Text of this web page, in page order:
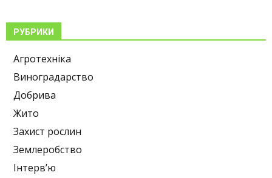
РУБРИКИ
Агротехніка
Виноградарство
Добрива
Жито
Захист рослин
Землеробство
Інтерв’ю